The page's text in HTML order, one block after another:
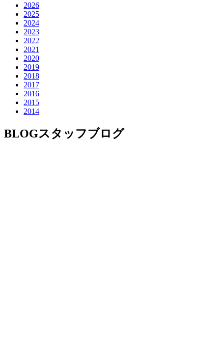
2026
2025
2024
2023
2022
2021
2020
2019
2018
2017
2016
2015
2014
BLOGスタッフブログ